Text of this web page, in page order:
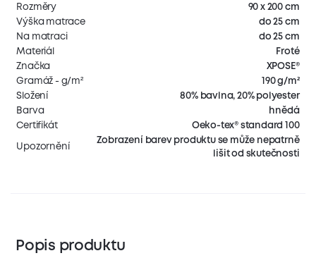
Rozměry
90 x 200 cm
Výška matrace
do 25 cm
Na matraci
do 25 cm
Materiál
Froté
Značka
XPOSE®
Gramáž - g/m²
190 g/m²
Složení
80% bavlna, 20% polyester
Barva
hnědá
Certifikát
Oeko-tex® standard 100
Upozornění
Zobrazení barev produktu se může nepatrně
lišit od skutečnosti
Popis produktu